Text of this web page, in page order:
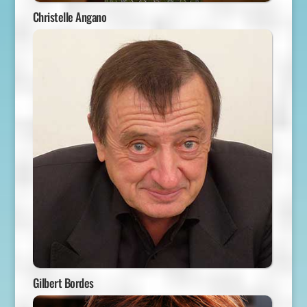
Christelle Angano
Gilbert Bordes